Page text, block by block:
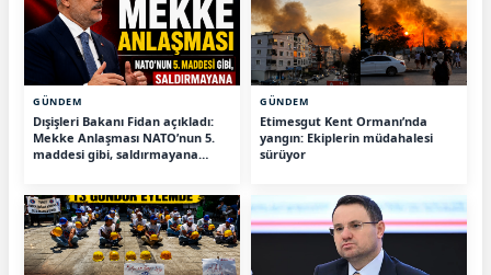
GÜNDEM
Dışişleri Bakanı Fidan açıkladı:
Mekke Anlaşması NATO’nun 5.
maddesi gibi, saldırmayana
GÜNDEM
Etimesgut Kent Ormanı’nda
yangın: Ekiplerin müdahalesi
sürüyor